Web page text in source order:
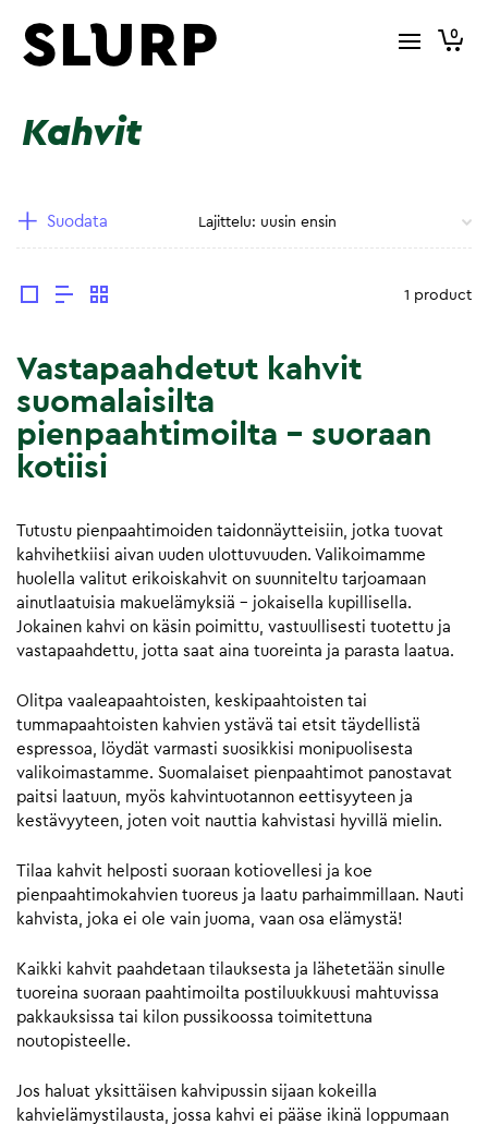
0
Kahvit
Suodata
1 product
Vastapaahdetut kahvit
suomalaisilta
pienpaahtimoilta – suoraan
kotiisi
Tutustu pienpaahtimoiden taidonnäytteisiin, jotka tuovat
kahvihetkiisi aivan uuden ulottuvuuden. Valikoimamme
huolella valitut erikoiskahvit on suunniteltu tarjoamaan
ainutlaatuisia makuelämyksiä – jokaisella kupillisella.
Jokainen kahvi on käsin poimittu, vastuullisesti tuotettu ja
vastapaahdettu, jotta saat aina tuoreinta ja parasta laatua.
Olitpa vaaleapaahtoisten, keskipaahtoisten tai
tummapaahtoisten kahvien ystävä tai etsit täydellistä
espressoa, löydät varmasti suosikkisi monipuolisesta
valikoimastamme. Suomalaiset pienpaahtimot panostavat
paitsi laatuun, myös kahvintuotannon eettisyyteen ja
kestävyyteen, joten voit nauttia kahvistasi hyvillä mielin.
Tilaa kahvit helposti suoraan kotiovellesi ja koe
pienpaahtimokahvien tuoreus ja laatu parhaimmillaan. Nauti
kahvista, joka ei ole vain juoma, vaan osa elämystä!
Kaikki kahvit paahdetaan tilauksesta ja lähetetään sinulle
tuoreina suoraan paahtimoilta postiluukkuusi mahtuvissa
pakkauksissa tai kilon pussikoossa toimitettuna
noutopisteelle.
Jos haluat yksittäisen kahvipussin sijaan kokeilla
kahvielämystilausta, jossa kahvi ei pääse ikinä loppumaan